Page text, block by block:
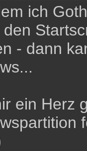
ich
den
- dann
ein Herz